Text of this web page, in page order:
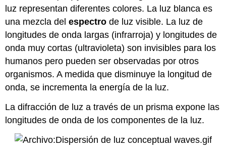
luz representan diferentes colores. La luz blanca es
una mezcla delespectro de luz visible. La luz de
longitudes de onda largas (infrarroja) y longitudes de
onda muy cortas (ultravioleta) son invisibles para los
humanos pero pueden ser observadas por otros
organismos. A medida que disminuye la longitud de
onda, se incrementa la energía de la luz.
La difracción de luz a través de un prisma expone las
longitudes de onda de los componentes de la luz.